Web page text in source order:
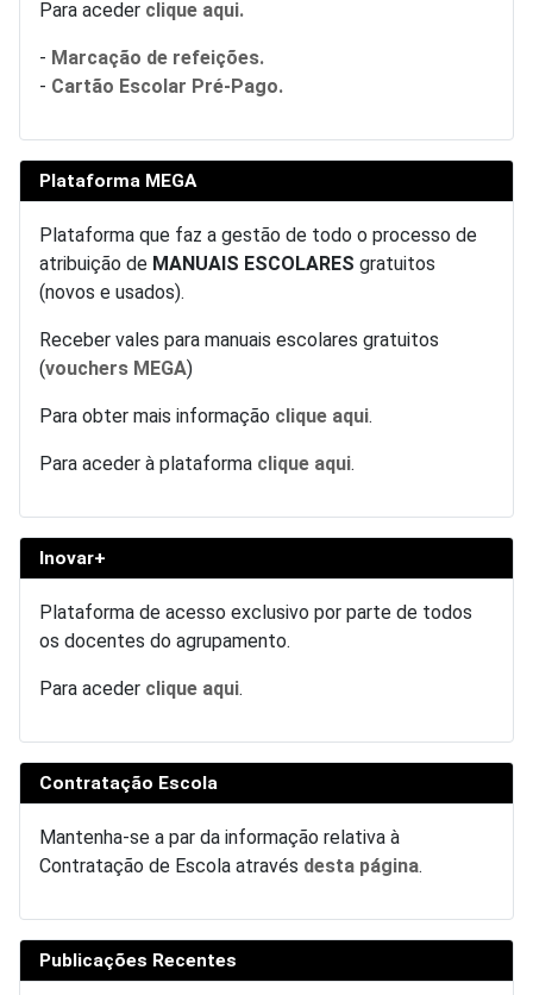
Para aceder clique aqui.
- Marcação de refeições.
- Cartão Escolar Pré-Pago.
Plataforma MEGA
Plataforma que faz a gestão de todo o processo de
atribuição de MANUAIS ESCOLARES gratuitos
(novos e usados).
Receber vales para manuais escolares gratuitos
(vouchers MEGA)
Para obter mais informação clique aqui.
Para aceder à plataforma clique aqui.
Inovar+
Plataforma de acesso exclusivo por parte de todos
os docentes do agrupamento.
Para aceder clique aqui.
Contratação Escola
Mantenha-se a par da informação relativa à
Contratação de Escola através desta página.
Publicações Recentes